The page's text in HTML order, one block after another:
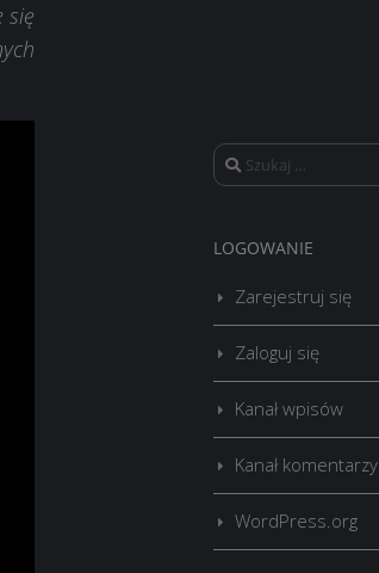
się
Szukaj:
LOGOWANIE
Zarejestruj się
Zaloguj się
Kanał wpisów
Kanał komentarzy
WordPress.org